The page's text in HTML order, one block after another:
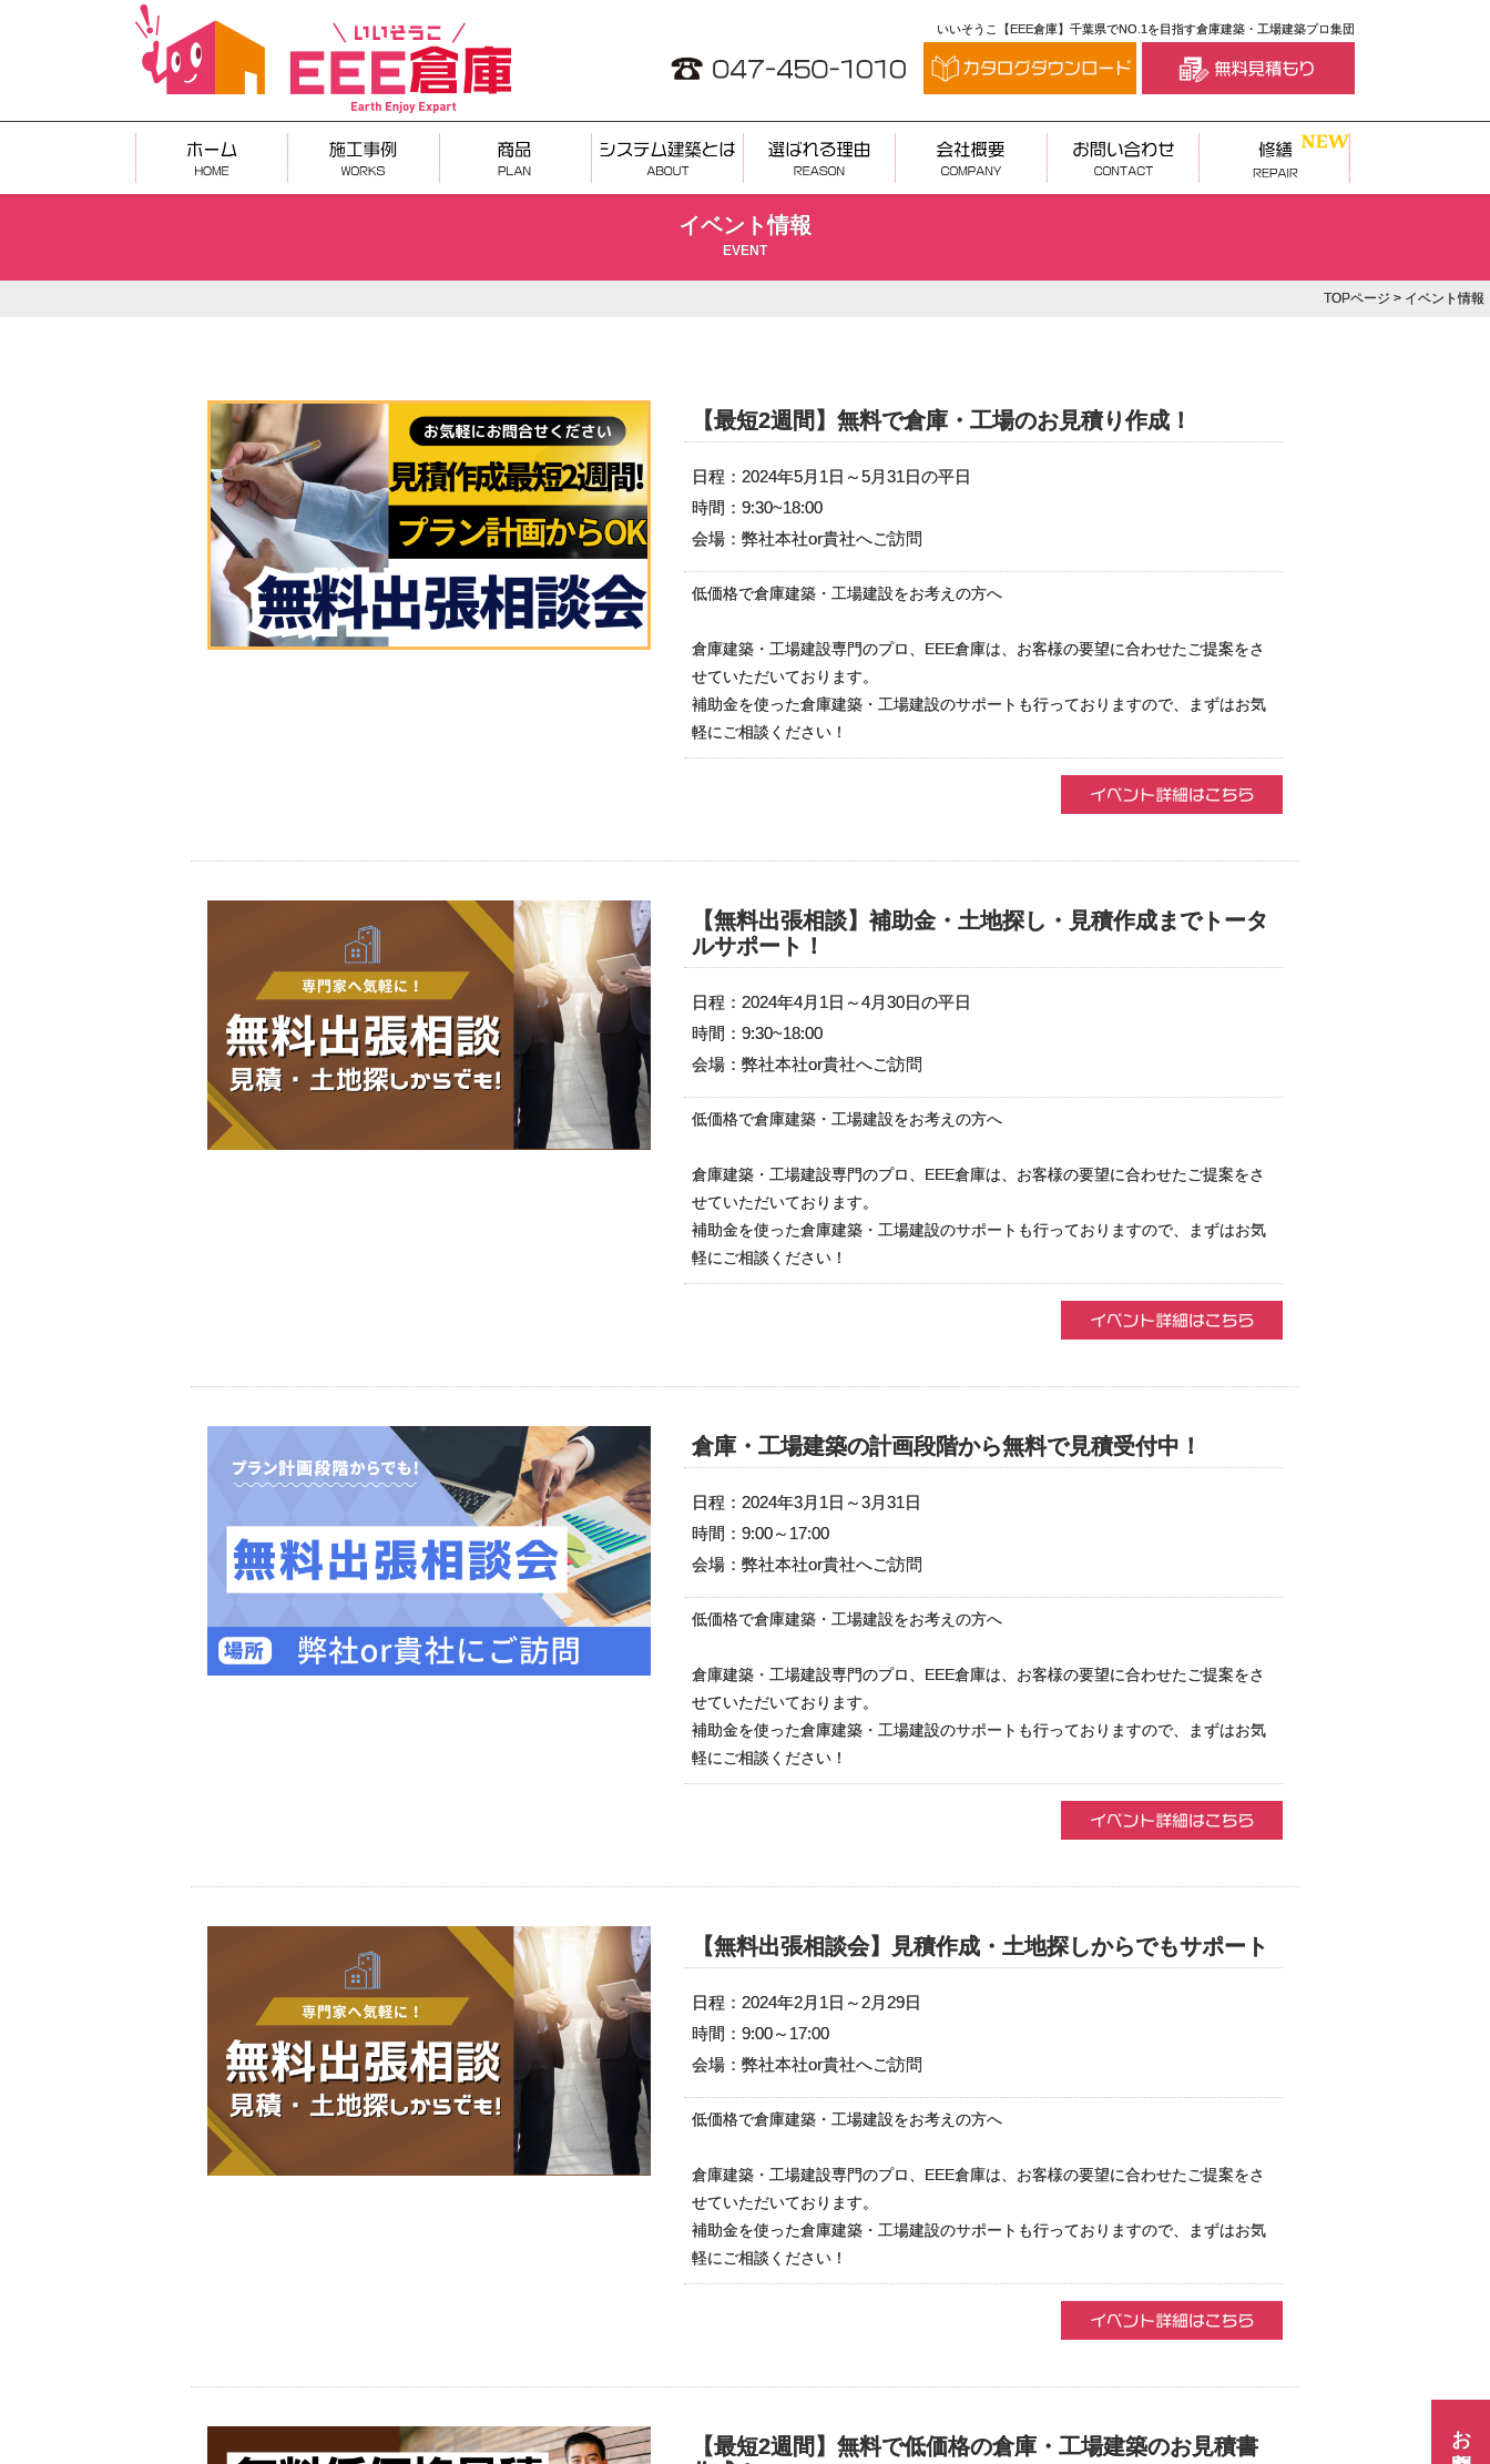
いいそうこ【EEE倉庫】千葉県でNO.1を目指す倉庫建築・工場建築プロ集団
イベント情報
EVENT
TOPページ > イベント情報
【最短2週間】無料で倉庫・工場のお見積り作成！
日程：2024年5月1日～5月31日の平日
時間：9:30~18:00
会場：弊社本社or貴社へご訪問
低価格で倉庫建築・工場建設をお考えの方へ
倉庫建築・工場建設専門のプロ、EEE倉庫は、お客様の要望に合わせたご提案をさ
せていただいております。
補助金を使った倉庫建築・工場建設のサポートも行っておりますので、まずはお気
軽にご相談ください！
【無料出張相談】補助金・土地探し・見積作成までトータ
ルサポート！
日程：2024年4月1日～4月30日の平日
時間：9:30~18:00
会場：弊社本社or貴社へご訪問
低価格で倉庫建築・工場建設をお考えの方へ
倉庫建築・工場建設専門のプロ、EEE倉庫は、お客様の要望に合わせたご提案をさ
せていただいております。
補助金を使った倉庫建築・工場建設のサポートも行っておりますので、まずはお気
軽にご相談ください！
倉庫・工場建築の計画段階から無料で見積受付中！
日程：2024年3月1日～3月31日
時間：9:00～17:00
会場：弊社本社or貴社へご訪問
低価格で倉庫建築・工場建設をお考えの方へ
倉庫建築・工場建設専門のプロ、EEE倉庫は、お客様の要望に合わせたご提案をさ
せていただいております。
補助金を使った倉庫建築・工場建設のサポートも行っておりますので、まずはお気
軽にご相談ください！
【無料出張相談会】見積作成・土地探しからでもサポート
日程：2024年2月1日～2月29日
時間：9:00～17:00
会場：弊社本社or貴社へご訪問
低価格で倉庫建築・工場建設をお考えの方へ
倉庫建築・工場建設専門のプロ、EEE倉庫は、お客様の要望に合わせたご提案をさ
せていただいております。
補助金を使った倉庫建築・工場建設のサポートも行っておりますので、まずはお気
軽にご相談ください！
【最短2週間】無料で低価格の倉庫・工場建築のお見積書